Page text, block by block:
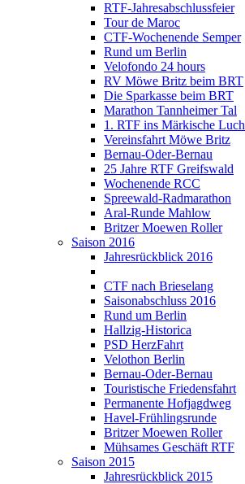
RTF-Jahresabschlussfeier
Tour de Maroc
CTF-Wochenende Semper
Rund um Berlin
Velofondo 24 hours
RV Möwe Britz beim BRT
Die Sparkasse beim BRT
Marathon Tannheimer Tal
1. RTF ins Märkische Luch
Vereinsfahrt Möwe Britz
Bernau-Oder-Bernau
25 Jahre RTF Greifswald
Wochenende RCC
Spreewald-Radmarathon
Aral-Runde Mahlow
Britzer Moewen Roller
Saison 2016
Jahresrückblick 2016
CTF nach Brieselang
Saisonabschluss 2016
Rund um Berlin
Hallzig-Historica
PSD HerzFahrt
Velothon Berlin
Bernau-Oder-Bernau
Touristische Friedensfahrt
Permanente Hofjagdweg
Havel-Frühlingsrunde
Britzer Moewen Roller
Mühsames Geschäft RTF
Saison 2015
Jahresrückblick 2015